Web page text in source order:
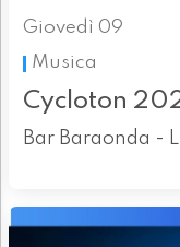
Giovedì 09
Musica
Cycloton
Bar Baraonda -